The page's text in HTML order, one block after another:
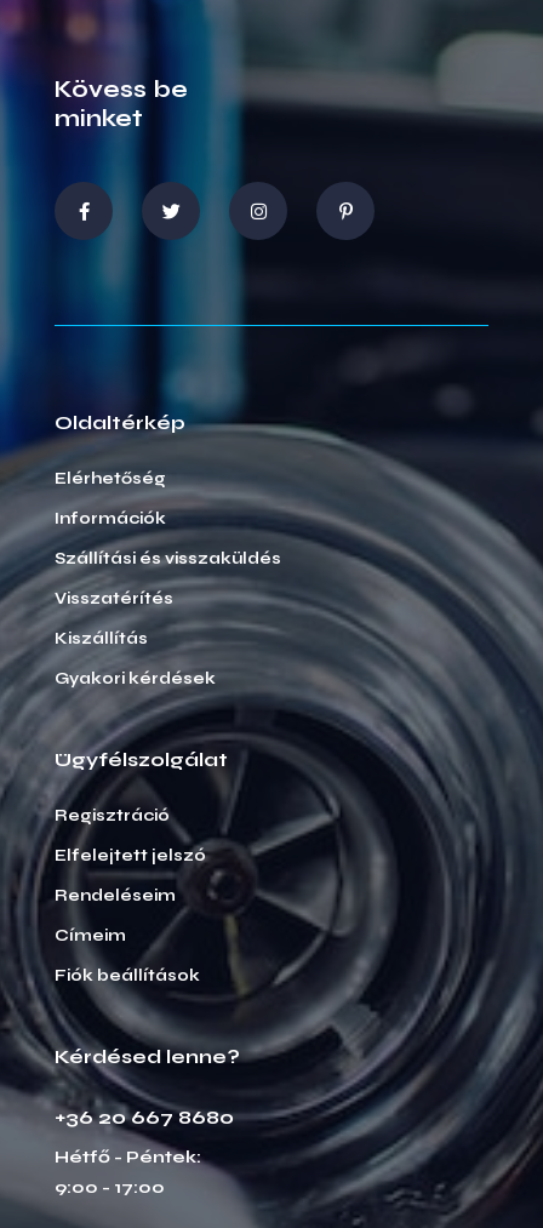
Kövess be
minket
Oldaltérkép
Elérhetőség
Információk
Szállítási és visszaküldés
Visszatérítés
Kiszállítás
Gyakori kérdések
Ügyfélszolgálat
Regisztráció
Elfelejtett jelszó
Rendeléseim
Címeim
Fiók beállítások
Kérdésed lenne?
+36 20 667 8680
Hétfő - Péntek:
9:00 - 17:00